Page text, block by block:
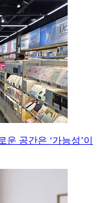
공간은 ‘가능성’이